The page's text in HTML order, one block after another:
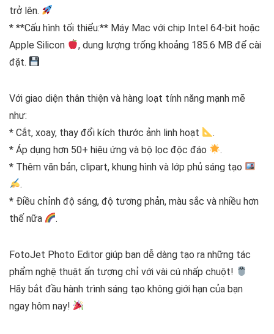
trở lên.
* **Cấu hình tối thiểu:** Máy Mac với chip Intel 64-bit hoặc
Apple Silicon
, dung lượng trống khoảng 185.6 MB để cài
đặt.
Với giao diện thân thiện và hàng loạt tính năng mạnh mẽ
như:
* Cắt, xoay, thay đổi kích thước ảnh linh hoạt
.
* Áp dụng hơn 50+ hiệu ứng và bộ lọc độc đáo
.
* Thêm văn bản, clipart, khung hình và lớp phủ sáng tạo
.
* Điều chỉnh độ sáng, độ tương phản, màu sắc và nhiều hơn
thế nữa
.
FotoJet Photo Editor giúp bạn dễ dàng tạo ra những tác
phẩm nghệ thuật ấn tượng chỉ với vài cú nhấp chuột!
Hãy bắt đầu hành trình sáng tạo không giới hạn của bạn
ngay hôm nay!